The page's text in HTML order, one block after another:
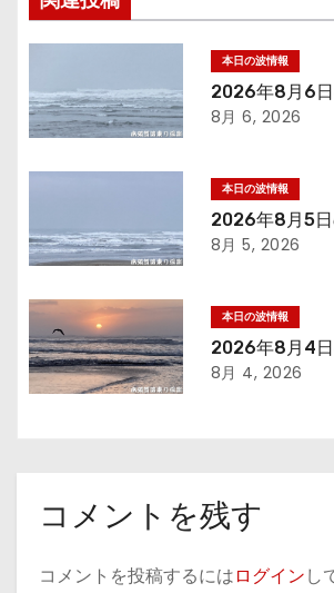
ビ
ー
シ
ン
本日の波情報
2026年8月6日
8月 6, 2026
本日の波情報
2026年8月5日
8月 5, 2026
本日の波情報
2026年8月4日
8月 4, 2026
コメントを残す
コメントを投稿するにはログインし